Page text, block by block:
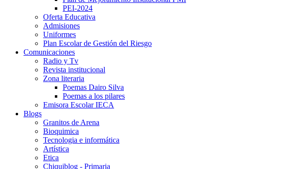
PEI-2024
Oferta Educativa
Admisiones
Uniformes
Plan Escolar de Gestión del Riesgo
Comunicaciones
Radio y Tv
Revista institucional
Zona literaria
Poemas Dairo Silva
Poemas a los pilares
Emisora Escolar IECA
Blogs
Granitos de Arena
Bioquimica
Tecnologia e informática
Artística
Etica
Chiquiblog - Primaria